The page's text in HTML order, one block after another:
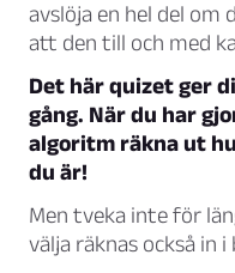
avslöja en hel del om
att den till och med
Det här quizet ger
gång. När du har
algoritm räkna ut
du är!
Men tveka inte för
välja räknas också in